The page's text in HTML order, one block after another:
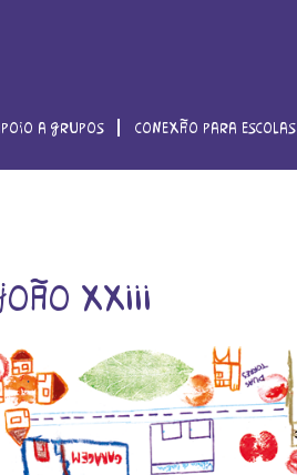
a grupos conexão para escolas
joão xxiii